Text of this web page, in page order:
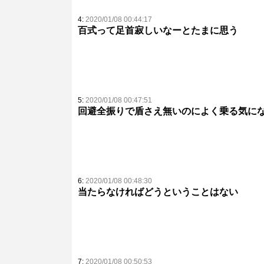
4: 2020/01/08 00:44:17
百式って足首寂しいなーとたまに思う
5: 2020/01/08 00:47:51
回避全振りで盾さえ無いのによく乗る気に
6: 2020/01/08 00:48:30
当たらなければどうということはない
7: 2020/01/08 00:50:53